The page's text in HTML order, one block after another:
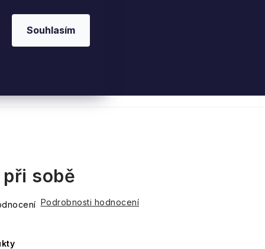
Souhlasím
sobě
Podrobnosti hodnocení